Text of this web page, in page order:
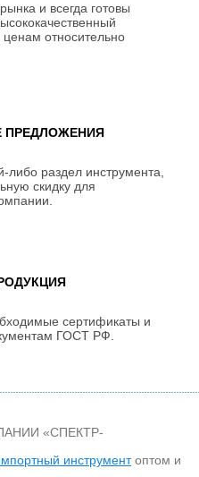
и всегда готовы
относительно
ПРЕДЛОЖЕНИЯ
раздел инструмента,
скидку для
сертификаты и
ГОСТ РФ.
«СПЕКТР-
инструментоптом и